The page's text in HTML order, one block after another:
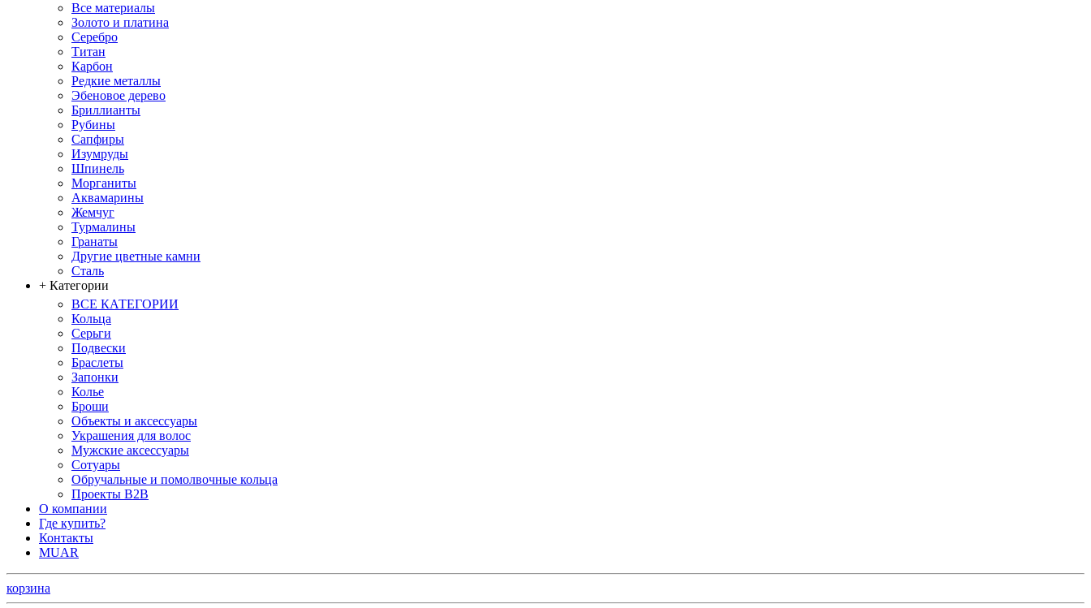
Все материалы
Золото и платина
Серебро
Титан
Карбон
Редкие металлы
Эбеновое дерево
Бриллианты
Рубины
Сапфиры
Изумруды
Шпинель
Морганиты
Аквамарины
Жемчуг
Турмалины
Гранаты
Другие цветные камни
Сталь
+ Категории
ВСЕ КАТЕГОРИИ
Кольца
Серьги
Подвески
Браслеты
Запонки
Колье
Броши
Объекты и аксессуары
Украшения для волос
Мужские аксессуары
Сотуары
Обручальные и помолвочные кольца
Проекты B2B
О компании
Где купить?
Контакты
MUAR
корзина